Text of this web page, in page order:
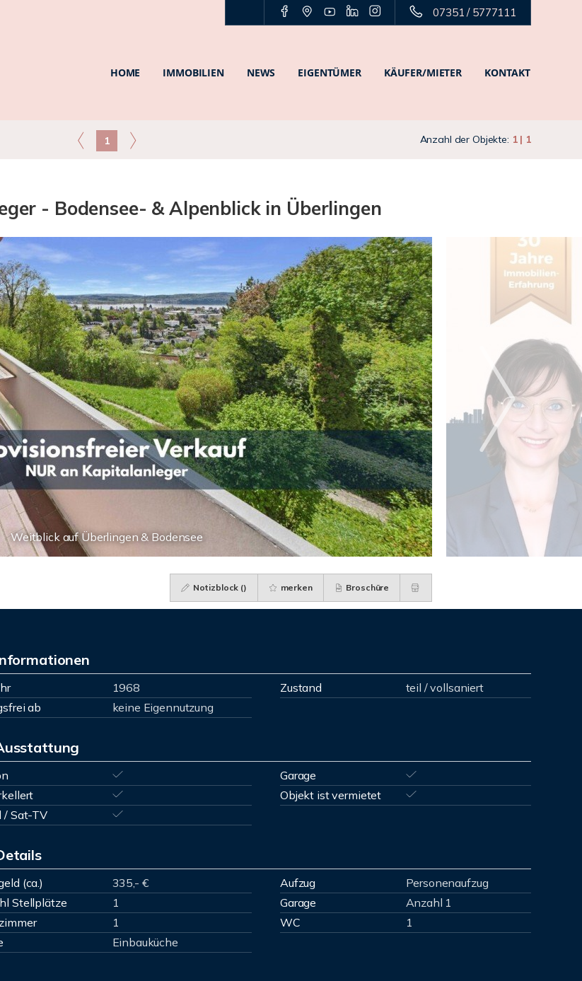
07351 / 5777111
HOME IMMOBILIEN NEWS EIGENTÜMER KÄUFER/MIETER KONTAKT
1 Anzahl der Objekte: 1 | 1
- Bodensee- & Alpenblick in Überlingen
Weitblick auf Überlingen & Bodensee
Notizblock () merken Broschüre
1968 Zustand
teil / vollsaniert
ab
keine Eigennutzung
Garage
Objekt ist vermietet
/ Sat-TV
(ca.) 335,- € Aufzug
Personenaufzug
Stellplätze
1 Garage
Anzahl 1
1 WC
1
Einbauküche